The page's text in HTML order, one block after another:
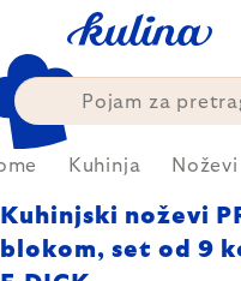
content
Kuhinja Noževi
Kuhinjski noževi
blokom, set od 9